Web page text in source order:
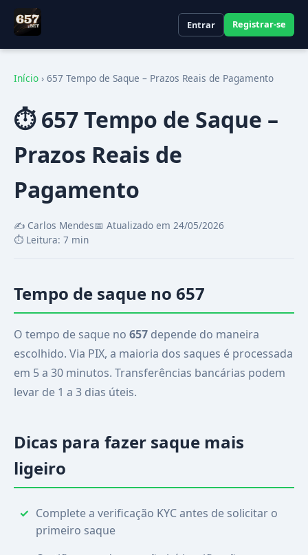
Entrar Registrar-se
Início › 657 Tempo de Saque – Prazos Reais de Pagamento
⏱️ 657 Tempo de Saque –
Prazos Reais de
Pagamento
✍️ Carlos Mendes📅 Atualizado em 24/05/2026
⏱️ Leitura: 7 min
Tempo de saque no 657
O tempo de saque no 657 depende do maneira
escolhido. Via PIX, a maioria dos saques é processada
em 5 a 30 minutos. Transferências bancárias podem
levar de 1 a 3 dias úteis.
Dicas para fazer saque mais
ligeiro
Complete a verificação KYC antes de solicitar o
primeiro saque